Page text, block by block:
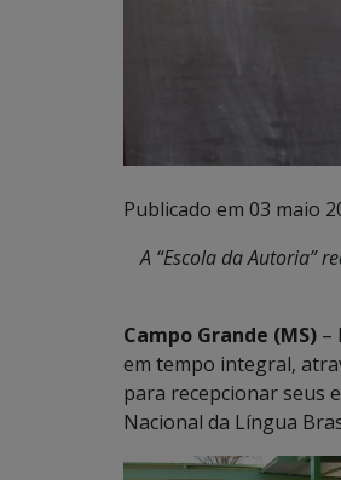
Publicado em 03 maio
A “Escola da Autoria”
Campo Grande (MS) –
em tempo integral,
para recepcionar seus
Nacional da Língua